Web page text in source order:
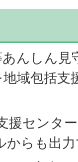
んしん見
域包括支
援センタ
からも出